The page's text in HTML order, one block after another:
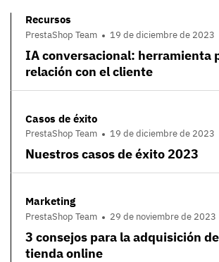
Recursos
PrestaShop Team 19 de diciembre de 2023
IA conversacional: herramienta
relación con el cliente
Casos de éxito
PrestaShop Team 19 de diciembre de 2023
Nuestros casos de éxito 2023
Marketing
PrestaShop Team 29 de noviembre de 2023
3 consejos para la adquisición
tienda online